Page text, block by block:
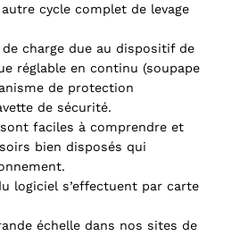
cycle complet de levage
charge due au dispositif de
réglable en continu (soupape
de protection
de sécurité.
faciles à comprendre et
bien disposés qui
logiciel s’effectuent par carte
échelle dans nos sites de